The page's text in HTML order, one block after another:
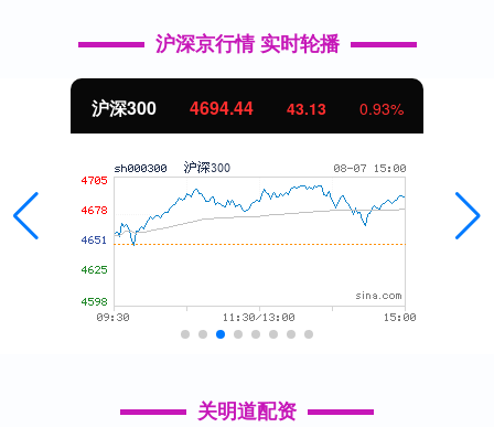
沪深京行情 实时轮播
沪深300 4694.44 43.13 0.93%
关明道配资